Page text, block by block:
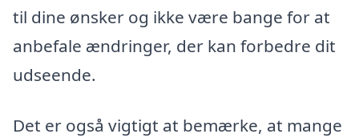
til dine ønsker og ikke være bange for at
anbefale ændringer, der kan forbedre dit
udseende.
Det er også vigtigt at bemærke, at mange